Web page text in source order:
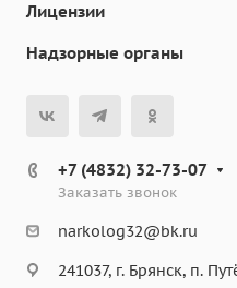
Лицензии
Надзорные органы
+7 (4832) 32-73-07
Заказать звонок
narkolog32@bk.ru
241037, г. Брянск, п.